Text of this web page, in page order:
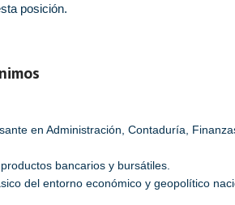
posición.
en Administración, Contaduría,
bancarios y bursátiles.
del entorno económico y geopolítico